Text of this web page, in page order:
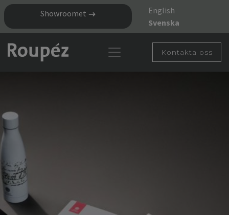
Showroomet
English
Svenska
Kontakta oss